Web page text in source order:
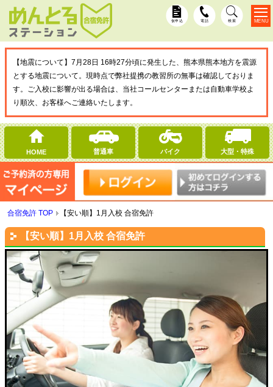
仮申込 電話 検索
【地震について】7月28日 16時27分頃に発生した、熊本県熊本地方を震源
とする地震について。現時点で弊社提携の教習所の無事は確認しておりま
す。ご入校に影響が出る場合は、当社コールセンターまたは自動車学校よ
り順次、お客様へご連絡いたします。
HOME 普通車 バイク 大型・特殊
MENU
合宿免許 TOP 【安い順】1月入校 合宿免許
【安い順】1月入校 合宿免許